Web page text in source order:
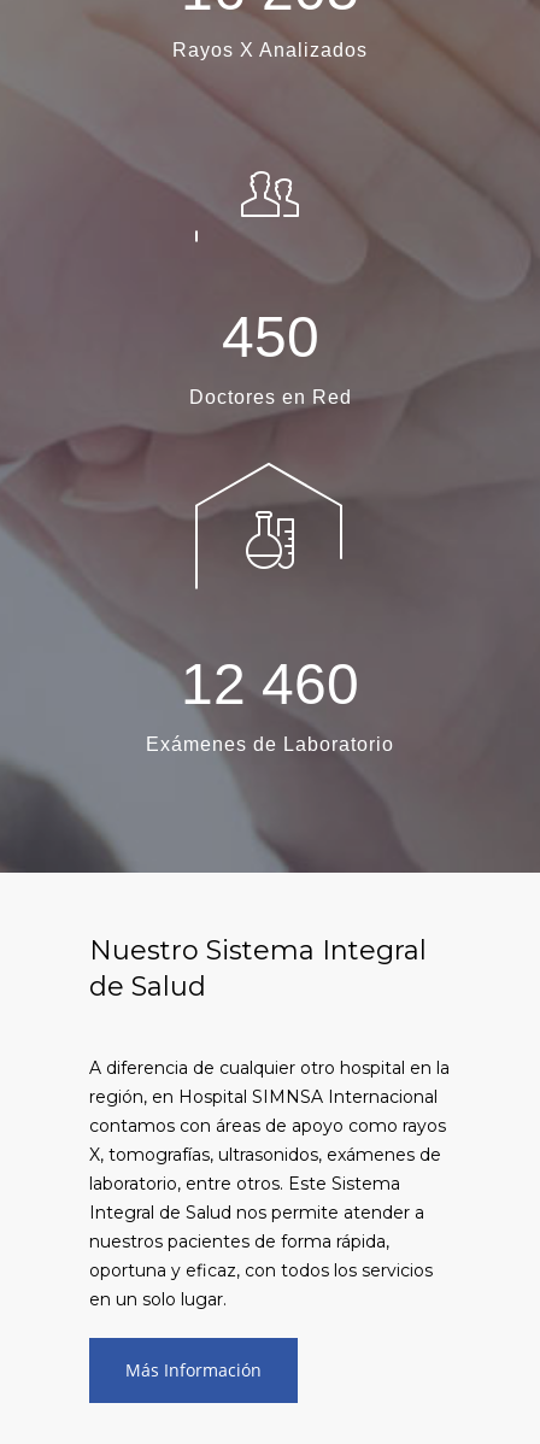
Rayos X Analizados
450
Doctores en Red
12 460
Exámenes de Laboratorio
Nuestro Sistema Integral
de Salud
A diferencia de cualquier otro hospital en la
región, en Hospital SIMNSA Internacional
contamos con áreas de apoyo como rayos
X, tomografías, ultrasonidos, exámenes de
laboratorio, entre otros. Este Sistema
Integral de Salud nos permite atender a
nuestros pacientes de forma rápida,
oportuna y eficaz, con todos los servicios
en un solo lugar.
Más Información